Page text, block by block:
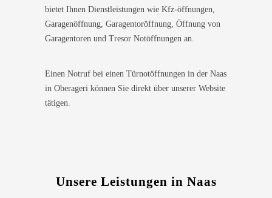
bietet Ihnen Dienstleistungen wie Kfz-öffnungen,
Garagenöffnung, Garagentoröffnung, Öffnung von
Garagentoren und Tresor Notöffnungen an.
Einen Notruf bei einen Türnotöffnungen in der Naas
in Oberageri können Sie direkt über unserer Website
tätigen.
Unsere Leistungen in Naas